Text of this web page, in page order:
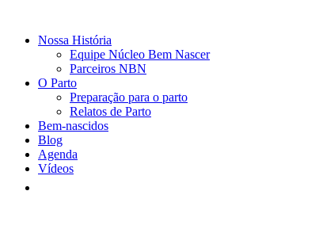
Nossa História
Equipe Núcleo Bem Nascer
Parceiros NBN
O Parto
Preparação para o parto
Relatos de Parto
Bem-nascidos
Blog
Agenda
Vídeos